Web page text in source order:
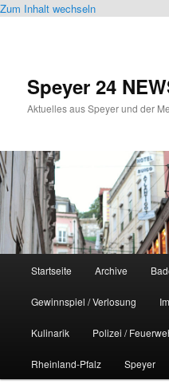
Zum Inhalt wechseln
Speyer 24
Aktuelles aus Speyer und der
Startseite Archive
Gewinnspiel / Verlosung
Kulinarik Polizei /
Rheinland-Pfalz Speyer